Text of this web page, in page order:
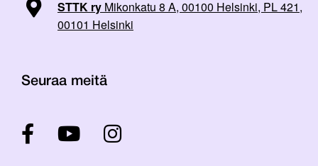
STTK ry Mikonkatu 8 A, 00100 Helsinki, PL 421,
00101 Helsinki
Seuraa meitä